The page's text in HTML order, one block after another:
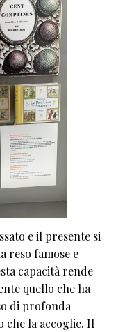
e il presente si
reso famose e
capacità rende
quello che ha
di profonda
che la accoglie. Il